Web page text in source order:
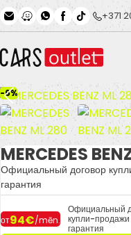
Skip to main content+371
-6%
MERCEDES
Официальный договор
гарантия
от94€/mēn.
Официальный
купли-продажи
гарантия